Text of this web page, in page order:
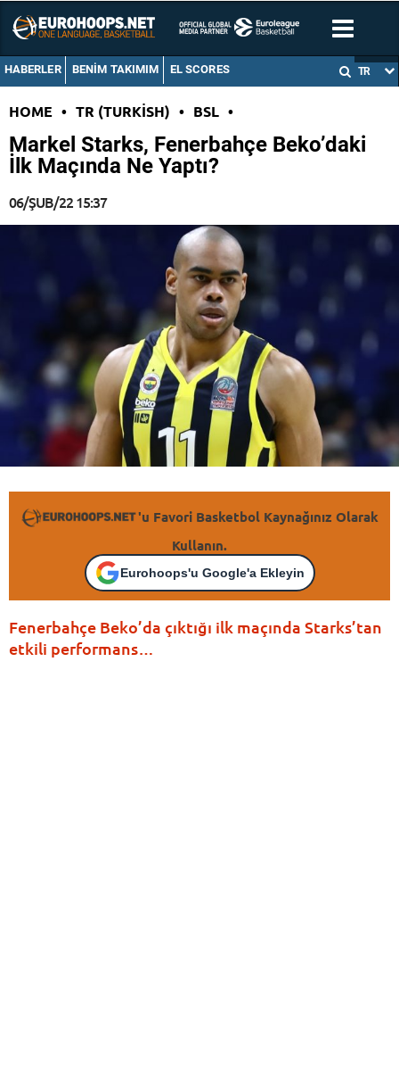
HABERLER BENIM TAKIMIM EL SCORES TR
HOME • TR (TURKISH) • BSL •
Markel Starks, Fenerbahçe Beko’daki
İlk Maçında Ne Yaptı?
06/ŞUB/22 15:37
'u Favori Basketbol Kaynağınız Olarak
Kullanın.
Eurohoops'u Google'a Ekleyin
Fenerbahçe Beko’da çıktığı ilk maçında Starks’tan
etkili performans…